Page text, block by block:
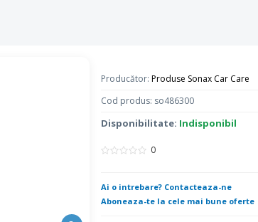
Producător: Produse Sonax Car Care
Cod produs: so486300
Disponibilitate: Indisponibil
0
Ai o intrebare? Contacteaza-ne
Aboneaza-te la cele mai bune oferte